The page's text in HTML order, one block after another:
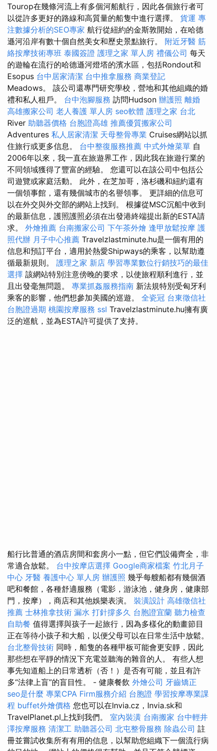
Tourop在幾條河流上有多個河船航行，因此各個旅行者可
以從許多更好的路線和高質量的船隻中進行選擇。 貨運 專
注數據分析的SEO專家 航行從紐約的金斯敦開始，在哈德
遜河沿岸有數十個自然美女和歷史景點旅行。 附近牙醫 筋
絡按摩技術專班 泰國簽證 護理之家 單人房 禮儀公司 每天
的遊輪在流行的哈德遜河燈塔的濱水區，包括Rondout和
Esopus 台中居家清潔 台中推拿服務 商業登記
Meadows。 該公司還專門研究學校，營地和其他組織的婚
禮和私人租戶。 台中泡腳服務 訪問Hudson 辦護照 離婚
高雄搬家公司 老人養護 單人房 seo軟體 護理之家 台北
River 助聽器價格 台胞證高雄 推薦優質搬家公司
Adventures 私人居家清潔 天母整骨專業 Cruises網站以抓
住旅行或更多信息。 台中整復服務推薦 中式外燴菜單 自
2006年以來，我一直在旅遊界工作，因此我在旅遊行業的
不同領域獲得了豐富的經驗。 您還可以在該公司中包括公
司遊覽或家庭活動。 此外，在芝加哥，洛杉磯和紐約還有
一個領事館，還有幾個城市的名譽領事。 更詳細的信息可
以在外交與外交部的網站上找到。 根據從MSC沉船中收到
的最新信息，護照護照必須在出發港終端提出新的ESTA請
求。 外燴推薦 台南搬家公司 下午茶外燴 逢甲放鬆按摩 護
照代辦 月子中心推薦 Travelzlastminute.hu是一個有用的
信息和預訂平台，適用於熱愛Shipways的乘客，以幫助遵
循最新規則。 護理之家 新店 學習專業數位行銷技巧的最佳
選擇 該網站特別注意傍晚的要求，以使旅程順利進行，並
且出發毫無問題。 專業抓姦服務指南 新法規特別受匈牙利
乘客的影響，他們想參加美國的巡遊。 全瓷冠 台東徵信社
台胞證過期 桃園按摩服務 ssl Travelzlastminute.hu擁有廣
泛的巡航，並為ESTA許可提供了支持。
船行比普通的酒店房間和套房小一點，但它們設備齊全，非
常適合放鬆。 台中按摩店選擇 Google商家檔案 竹北月子
中心 牙醫 養護中心 單人房 辦護照 幾乎每艘船都有幾個酒
吧和餐館，各種舒適服務（電影，游泳池，健身房，健康部
門，按摩），商店和其他娛樂表演。 裝潢設計 高雄徵信社
推薦 士林推拿技術 漏水 打針撐多久 台胞證宜蘭 聽力檢查
自助餐 值得選擇與孩子一起旅行，因為多樣化的動畫節目
正在等待小孩子和大船，以便父母可以在日常生活中放鬆。
台北整骨技術 同時，船隻的各種甲板可能會更安靜，因此
那些想在平靜的情況下充電並聽海的雜音的人。 有些人想
事先知道船上的日常透析（否！）是否有可能，並且有許
多“法律上盲”的盲目性。 - 健康餐飲 外燴公司 牙齒矯正
seo是什麼 專業CPA Firm服務介紹 台胞證 學習按摩專業課
程 buffet外燴價格 您也可以在Invia.cz，Invia.sk和
TravelPlanet.pl上找到我們。 室內裝潢 台南搬家 台中輕井
澤按摩服務 清潔工 助聽器公司 北屯整骨服務 除蟲公司 註
冊並嘗試收集所有有用的信息，以幫助您組織下一個流行病